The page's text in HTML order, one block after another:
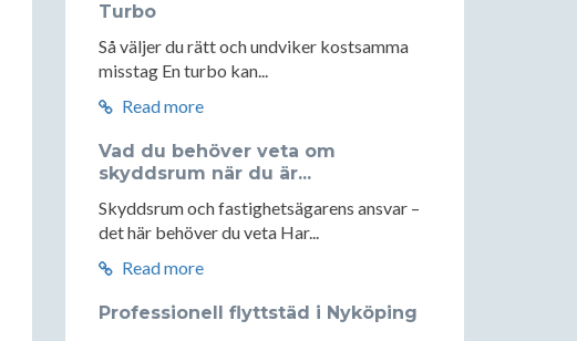
Turbo
Så väljer du rätt och undviker kostsamma
misstag En turbo kan...
Read more
Vad du behöver veta om
skyddsrum när du är...
Skyddsrum och fastighetsägarens ansvar –
det här behöver du veta Har...
Read more
Professionell flyttstäd i Nyköping